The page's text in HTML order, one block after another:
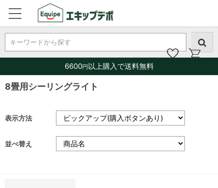
キーワードから探す
6600円以上購入で送料無料
8畳用シーリングライト
表示方法
並べ替え